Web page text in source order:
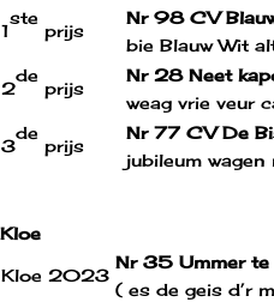
1
ste
prijs
Nr 98 CV
bie Blauw Wit
2
de
prijs
Nr 28 Neet
weag vrie veur
3
de
prijs
Nr 77 CV De
jubileum wagen
Kloe
Kloe 2023
Nr 35 Ummer
( es de geis d’r